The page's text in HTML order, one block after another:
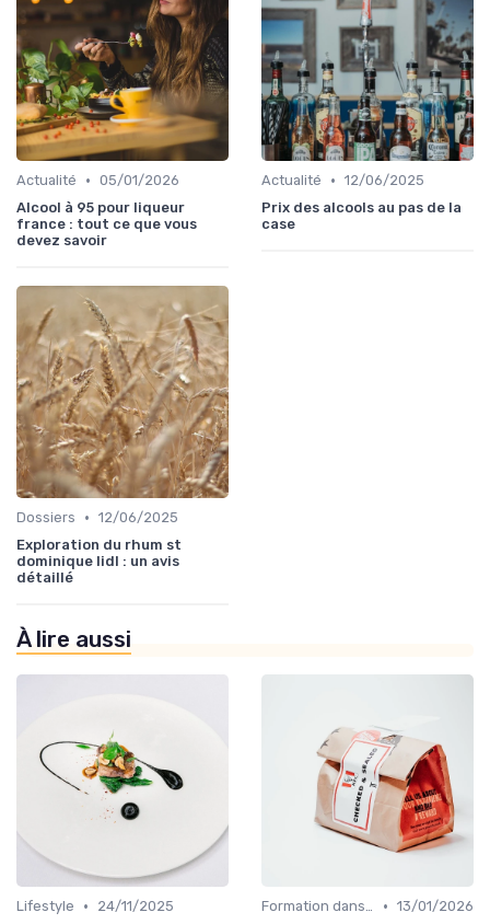
Actualité • 05/01/2026
Alcool à 95 pour liqueur
france : tout ce que vous
devez savoir
Actualité • 12/06/2025
Prix des alcools au pas de la
case
Dossiers • 12/06/2025
Exploration du rhum st
dominique lidl : un avis
détaillé
À lire aussi
Lifestyle •
24/11/2025
Formation dans la food • 13/01/2026